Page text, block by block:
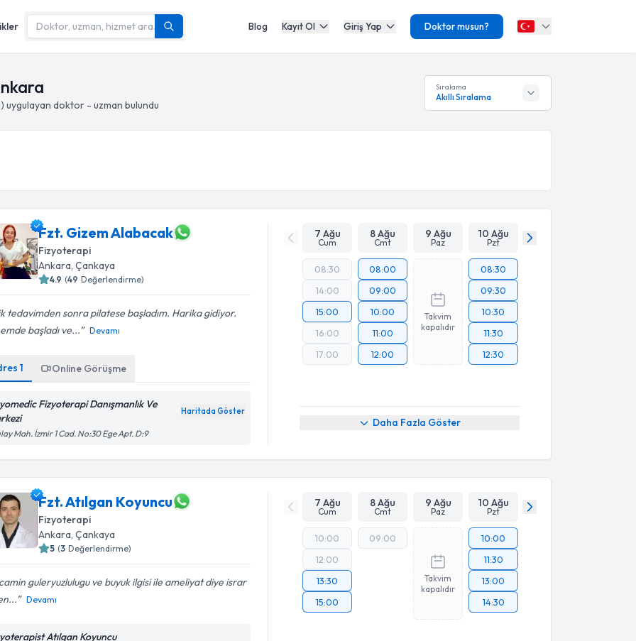
Blog Kayıt Ol Giriş Yap Doktor musun?
uygulayan doktor - uzman bulundu
Sıralama
Akıllı Sıralama
Fzt. Gizem Alabacak
Fizyoterapi
Ankara, Çankaya
4.9 (49 Değerlendirme)
tedavimden sonra pilatese başladım. Harika gidiyor.
başladı ve...
Devamı
1 Online Görüşme
Fizyoterapi Danışmanlık Ve
Haritada Göster
Mah. İzmir 1 Cad. No:30 Ege Apt. D:9
7 Ağu
Cum
8 Ağu
Cmt
9 Ağu
Paz
10 Ağu
Pzt
08:30
14:00
15:00
16:00
17:00
08:00
09:00
10:00
11:00
12:00
Takvim
kapalıdır
08:30
09:30
10:30
11:30
12:30
Daha Fazla Göster
Fzt. Atılgan Koyuncu
Fizyoterapi
Ankara, Çankaya
5 (3 Değerlendirme)
guleryuzlulugu ve buyuk ilgisi ile ameliyat diye israr
Devamı
Atılgan Koyuncu
7 Ağu
Cum
8 Ağu
Cmt
9 Ağu
Paz
10 Ağu
Pzt
10:00
12:00
13:30
15:00
09:00
Takvim
kapalıdır
10:00
11:30
13:00
14:30